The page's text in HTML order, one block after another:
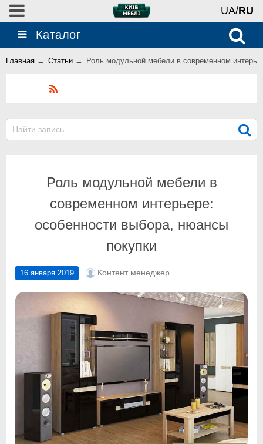
UA/RU
Каталог
Главная → Статьи → Роль модульной мебели в современном
Роль модульной мебели в
современном интерьере:
особенности выбора, нюансы
покупки
16 января 2019 Контент менеджер